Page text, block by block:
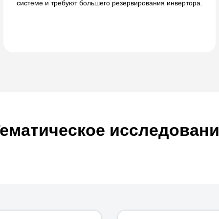
системе и требуют большего резервирования инвертора.